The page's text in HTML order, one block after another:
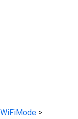
WiFiMode >